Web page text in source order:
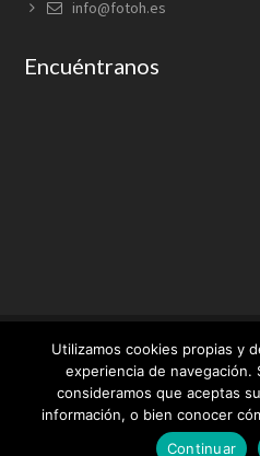
info@fotoh.es
Encuéntranos
Aviso Legal Condiciones de
Política
Utilizamos cookies propias y
experiencia de navegación.
consideramos que aceptas
información, o bien conocer
Continuar